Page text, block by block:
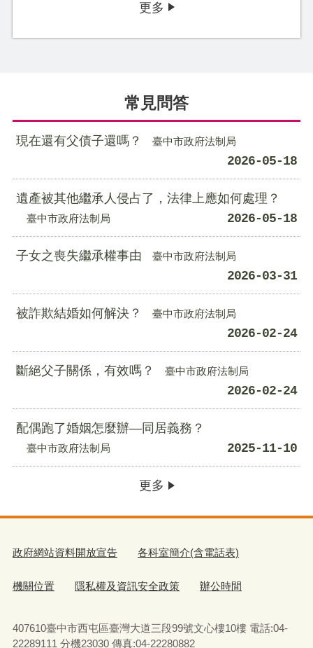
更多
常見問答
現在還有父債子還嗎？ 臺中市政府法制局
2026-05-18
遺產被其他繼承人侵占了，法律上應如何處理？
臺中市政府法制局 2026-05-18
子女之喪失繼承權事由 臺中市政府法制局
2026-03-31
被詐欺結婚如何解決？ 臺中市政府法制局
2026-02-24
斷絕父子關係，有效嗎？ 臺中市政府法制局
2026-02-24
配偶跑了婚姻怎麼辦—同居義務？
臺中市政府法制局 2025-11-10
更多
政府網站資料開放宣告 各科室簡介(含電話表)
機關位置 隱私權及資訊安全政策 辦公時間
407610臺中市西屯區臺灣大道三段99號文心樓10樓 電話:04-
22289111 分機23030 傳真:04-22280882